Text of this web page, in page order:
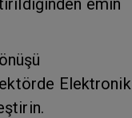
emin
Elektronik